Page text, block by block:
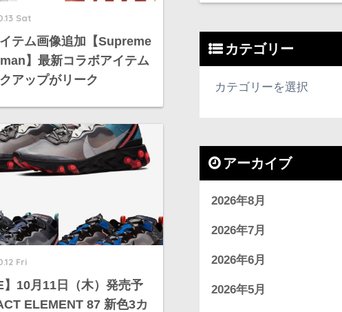
Sat
テム画像追加【Supreme
】最新コラボアイテム
アップがリーク
Fri
】10月11日（木）発売予
ELEMENT 87 新色3カ
カテゴリー
アーカイブ
2026年8月
2026年7月
2026年6月
2026年5月